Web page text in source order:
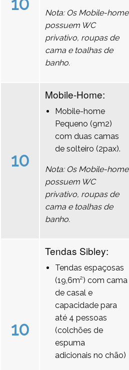
Nota: Os Mobile-home
possuem WC
privativo, roupas de
cama e toalhas de
banho.
10
Mobile-Home:
Mobile-home
Pequeno (9m2)
com duas camas
de solteiro (2pax).
Nota: Os Mobile-home
possuem WC
privativo, roupas de
cama e toalhas de
banho.
10
Tendas Sibley:
Tendas espaçosas
(19,6m²) com cama
de casal e
capacidade para
até 4 pessoas
(colchões de
espuma
adicionais no chão)